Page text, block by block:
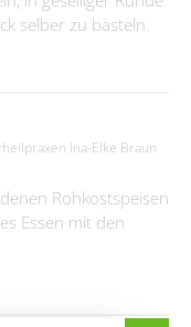
selber zu basteln.
Ina-Elke Braun
Rohkostspeisen
Essen mit den